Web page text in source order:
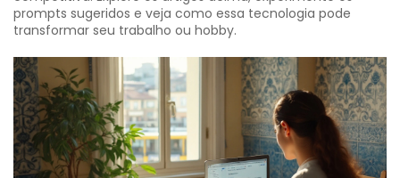
prompts sugeridos e veja como essa tecnologia pode
transformar seu trabalho ou hobby.